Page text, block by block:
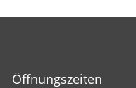
Öffnungszeiten